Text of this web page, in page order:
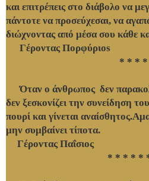
και επιτρέπεις στο διάβολο να
πάντοτε να προσεύχεσαι, να
διώχνοντας από μέσα σου κάθε
Γέροντας Πορφύριos
* * * * * *
Όταν ο άνθρωπος δεν
δεν ξεσκονίζει την συνείδηση
πουρί και γίνεται
μην συμβαίνει τίποτα.
Γέροντας Παΐσιος
* * * * * * *